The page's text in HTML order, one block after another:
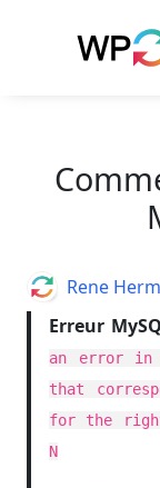
Erreur
an error in
that
for the
N
AuthorRene